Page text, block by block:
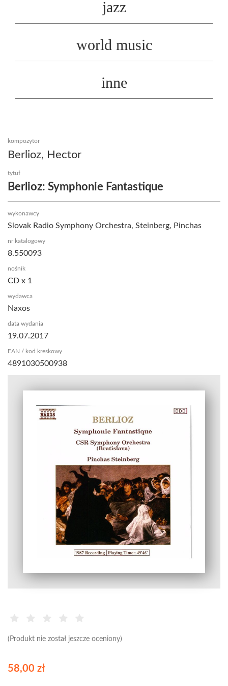
jazz
world music
inne
(Produkt nie został jeszcze oceniony)
kompozytor
Berlioz, Hector
tytuł
Berlioz: Symphonie Fantastique
wykonawcy
Slovak Radio Symphony Orchestra, Steinberg, Pinchas
nr katalogowy
8.550093
nośnik
CD x 1
wydawca
Naxos
data wydania
19.07.2017
EAN / kod kreskowy
4891030500938
58,00 zł